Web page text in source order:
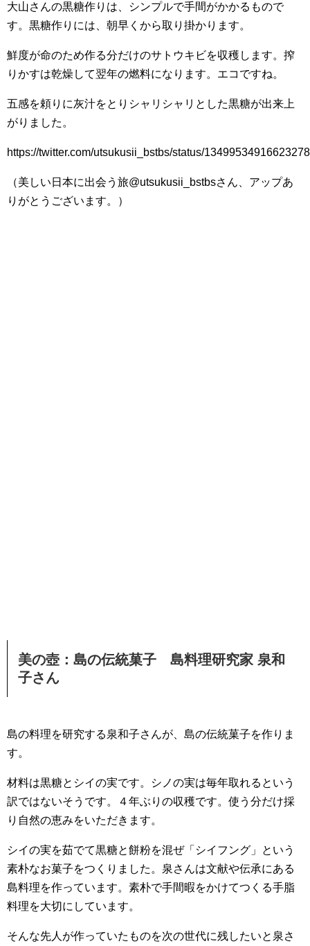
大山さんの黒糖作りは、シンプルで手間がかかるもので
す。黒糖作りには、朝早くから取り掛かります。
鮮度が命のため作る分だけのサトウキビを収穫します。搾
りかすは乾燥して翌年の燃料になります。エコですね。
五感を頼りに灰汁をとりシャリシャリとした黒糖が出来上
がりました。
https://twitter.com/utsukusii_bstbs/status/
（美しい日本に出会う旅@utsukusii_bstbsさん、アップあ
りがとうございます。）
美の壺：島の伝統菓子 島料理研究家 泉和
子さん
島の料理を研究する泉和子さんが、島の伝統菓子を作りま
す。
材料は黒糖とシイの実です。シノの実は毎年取れるという
訳ではないそうです。４年ぶりの収穫です。使う分だけ採
り自然の恵みをいただきます。
シイの実を茹でて黒糖と餅粉を混ぜ「シイフング」という
素朴なお菓子をつくりました。泉さんは文献や伝承にある
島料理を作っています。素朴で手間暇をかけてつくる手脂
料理を大切にしています。
そんな先人が作っていたものを次の世代に残したいと泉さ